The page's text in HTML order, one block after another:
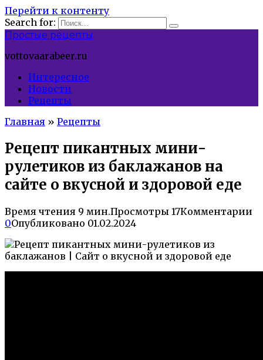
Перейти к контенту
Search for:
Простые рецепты
vottovaarabeer.ru
Интересное
Новости
Рецепты
Главная » Рецепты
Рецепт пикантных мини-
рулетиков из баклажанов на
сайте о вкусной и здоровой еде
Время чтения 9 мин.Просмотры 17Комментарии
0Опубликовано 01.02.2024